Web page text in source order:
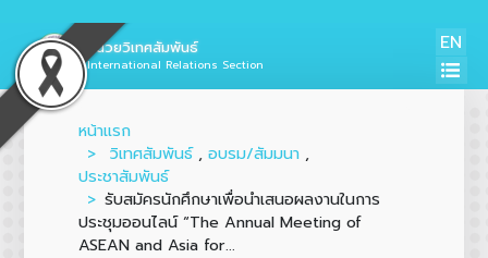
หน่วยวิเทศสัมพันธ์
International Relations Section
EN
หน้าแรก
วิเทศสัมพันธ์ , อบรม/สัมมนา ,
ประชาสัมพันธ์
รับสมัครนักศึกษาเพื่อนำเสนอผลงานในการ
ประชุมออนไลน์ “The Annual Meeting of
ASEAN and Asia for...